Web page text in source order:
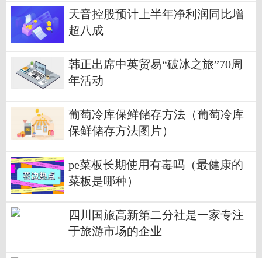
天音控股预计上半年净利润同比增
超八成
韩正出席中英贸易“破冰之旅”70周
年活动
葡萄冷库保鲜储存方法（葡萄冷库
保鲜储存方法图片）
pe菜板长期使用有毒吗（最健康的
菜板是哪种）
四川国旅高新第二分社是一家专注
于旅游市场的企业